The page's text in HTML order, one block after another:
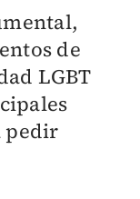
de
LGBT
pedir